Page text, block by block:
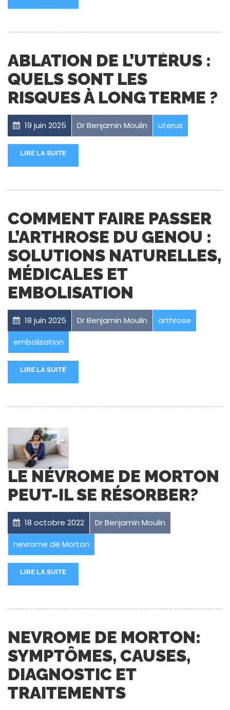
ABLATION DE L’UTÉRUS :
QUELS SONT LES
RISQUES À LONG TERME ?
19 juin 2025 Dr Benjamin Moulin uterus
LIRE LA SUITE
COMMENT FAIRE PASSER
L’ARTHROSE DU GENOU :
SOLUTIONS NATURELLES,
MÉDICALES ET
EMBOLISATION
18 juin 2025 Dr Benjamin Moulin
arthrose
embolisation
LIRE LA SUITE
LE NÉVROME DE MORTON
PEUT-IL SE RÉSORBER?
18 octobre 2022
Dr Benjamin Moulin
nevrome de Morton
LIRE LA SUITE
NEVROME DE MORTON:
SYMPTÔMES, CAUSES,
DIAGNOSTIC ET
TRAITEMENTS